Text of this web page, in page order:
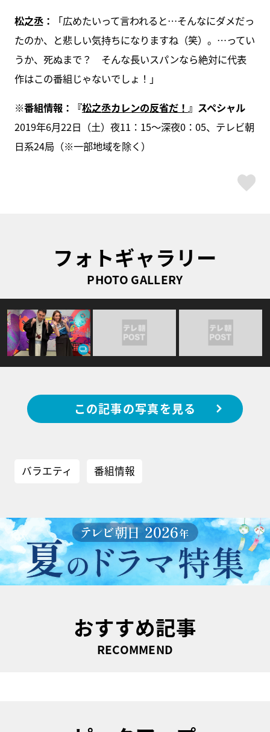
松之丞：
「広めたいって言われると…そんなにダメだっ
たのか、と悲しい気持ちになりますね（笑）。…ってい
うか、死ぬまで？ そんな長いスパンなら絶対に代表
作はこの番組じゃないでしょ！」
※番組情報：『松之丞カレンの反省だ！ 』スペシャル
2019年6月22日（土）夜11：15～深夜0：05、テレビ朝
日系24局（※一部地域を除く）
フォトギャラリー
PHOTO GALLERY
この記事の写真を見る
バラエティ 番組情報
おすすめ記事
RECOMMEND